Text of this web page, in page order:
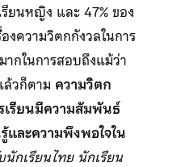
ยนหญิง และ 47% ของ
งความวิตกกังวลในการ
ากในการสอบถึงแม้ว่า
วก็ตาม ความวิตก
เรียนมีความสัมพันธ์
และความพึงพอใจใน
นักเรียนไทย นักเรียน